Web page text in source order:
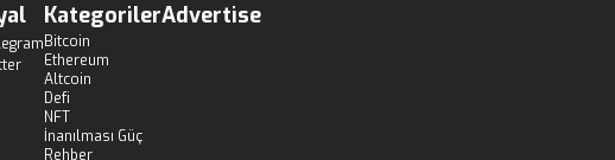
Kategoriler
Bitcoin
Ethereum
Altcoin
Defi
NFT
İnanılması Güç
Rehber
Advertise